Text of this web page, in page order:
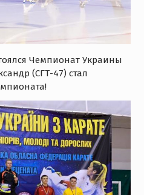
Чемпионат Украины
(СГТ-47) стал